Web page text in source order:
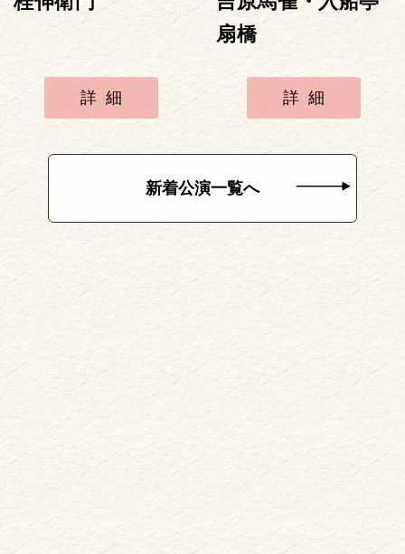
詳細
扇橋
詳細
新着公演一覧へ